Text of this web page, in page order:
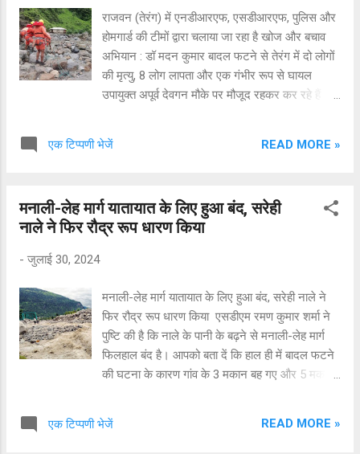
बचाव कार्यों में प्रशासन के साथ वार्ता करते हुए मलाणा के
विद्युत प्रोजेक्ट में फंसे हुए 4 कर्मियों से सम्पर्क साधा और
उनके बारे में प्रशासन, प्रदेश सरकार व केन्द्र सरकार
सभी को सूचित किया और मलाणा में लोगों से मिले। अभी भी
सब लोग क्षेत्र में ही मौजूद ह...
राजवन (तेरंग) में एनडीआरएफ, एसडीआरएफ, पुलिस और
होमगार्ड की टीमों द्वारा चलाया जा रहा है खोज और बचाव
अभियान : डॉ मदन कुमार बादल फटने से तेरंग में दो लोगों
की मृत्यु, 8 लोग लापता और एक गंभीर रूप से घायल
उपायुक्त अपूर्व देवगन मौके पर मौजूद रहकर कर रहे हैं
एनडीआरएफ, एसडीआरएफ, पुलिस और होमगार्ड की
देखरेख में खोज और बचाव का कार्य किया जा रहा है।
उन्होंने बताया कि तेरंग में बुधवार को मध्य रात्रि बादल
रेस्क्यू टीमों को मौके पर बचाव के लिए रवाना कर दिया था।
डॉक्टरों का दल भी वहां पहुंच गया है। गंभीर रूप से घायल
व्यक्ति का इलाज जारी है। उन्हांने बताया कि प्रारम्भिक
सूचना के अनुसार बादल फटने से तीन घर पानी में बह गए
थे, जिससे इतना बड़ा हादसा हुआ। उन्होंने बताया कि यह
एक टिप्पणी भेजें READ MORE »
मनाली-लेह मार्ग यातायात के लिए हुआ बंद, सरेही
नाले ने फिर रौद्र रूप धारण किया
- जुलाई 30, 2024
मनाली-लेह मार्ग यातायात के लिए हुआ बंद, सरेही नाले ने
फिर रौद्र रूप धारण किया एसडीएम रमण कुमार शर्मा ने
पुष्टि की है कि नाले के पानी के बढ़ने से मनाली-लेह मार्ग
फिलहाल बंद है।‌ आपको बता दें कि हाल ही में बादल फटने
की घटना के कारण गांव के 3 मकान बह गए और 5 मकानों
एक टिप्पणी भेजें READ MORE »